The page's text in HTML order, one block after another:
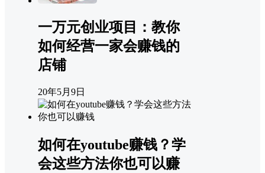
一万元创业项目：教你
如何经营一家会赚钱的
店铺
20年5月9日
如何在youtube赚钱？学
会这些方法你也可以赚